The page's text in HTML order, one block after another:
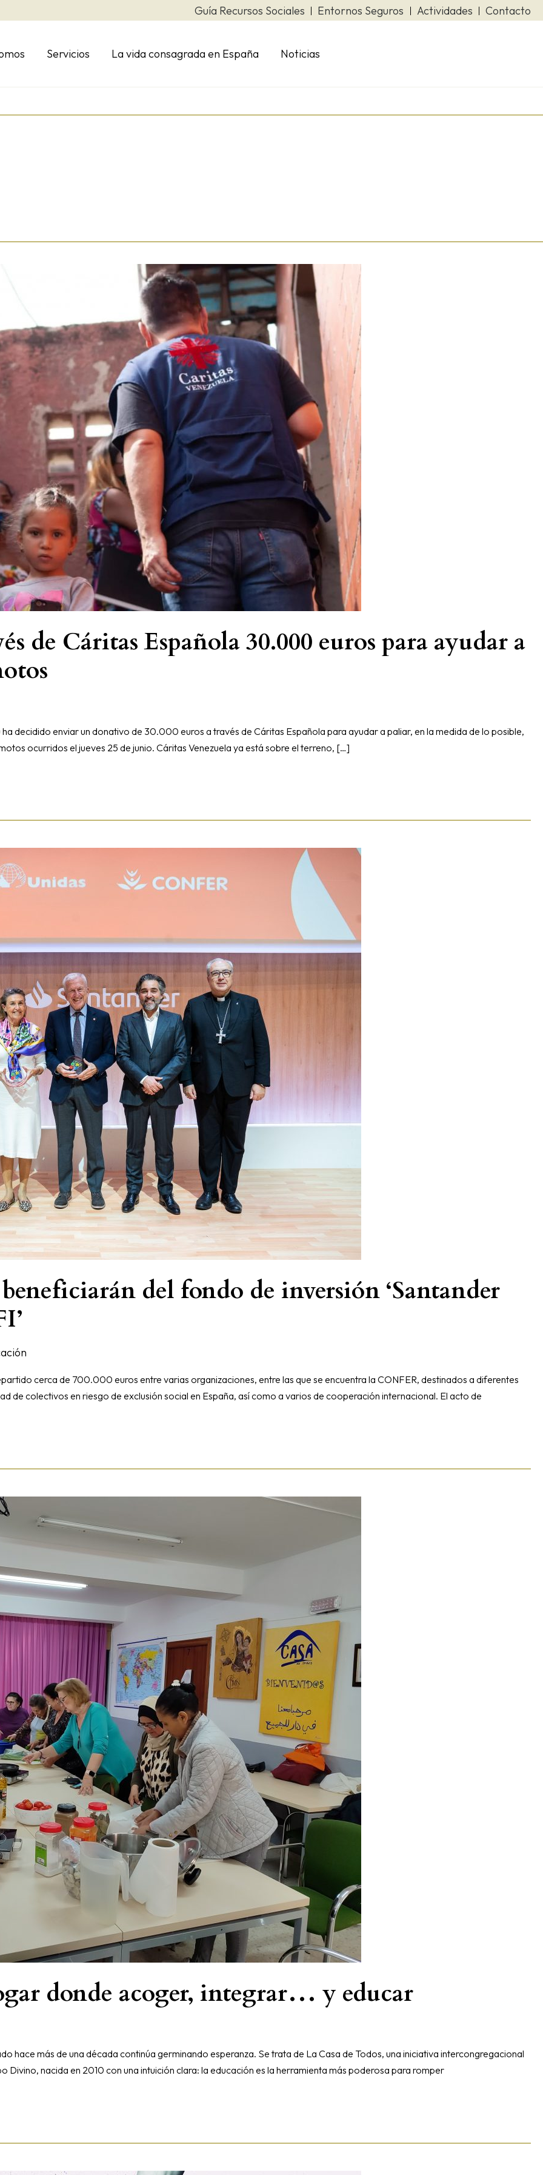
Guía Recursos Sociales Entornos Seguros Actividades Contacto
Servicios La vida consagrada en España Noticias
de Cáritas Española 30.000 euros para ayudar a
decidido enviar un donativo de 30.000 euros a través de Cáritas Española para ayudar a paliar, en la medida de lo posible,
ocurridos el jueves 25 de junio. Cáritas Venezuela ya está sobre el terreno, […]
beneficiarán del fondo de inversión ‘Santander
cerca de 700.000 euros entre varias organizaciones, entre las que se encuentra la CONFER, destinados a diferentes
de colectivos en riesgo de exclusión social en España, así como a varios de cooperación internacional. El acto de
donde acoger, integrar… y educar
hace más de una década continúa germinando esperanza. Se trata de La Casa de Todos, una iniciativa intercongregacional
Divino, nacida en 2010 con una intuición clara: la educación es la herramienta más poderosa para romper